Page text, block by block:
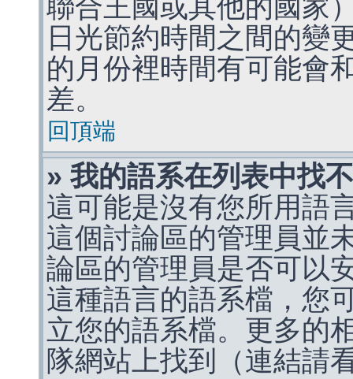
聯合王國或其他的國家
日光節約時間之間的變
的月份裡時間有可能會
差。
回頂端
» 我的語系在列表中找
這可能是沒有您所用語
這個討論區的管理員並
論區的管理員是否可以
這種語言的語系檔，您
立您的語系檔。更多的
隊網站上找到（連結請